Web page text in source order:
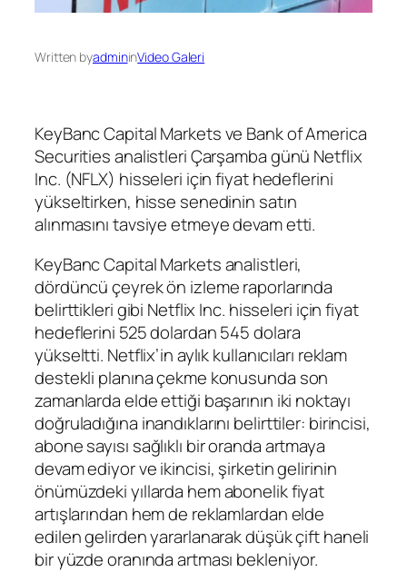
Written byadmininVideo Galeri
KeyBanc Capital Markets ve Bank of America
Securities analistleri Çarşamba günü Netflix
Inc. (NFLX) hisseleri için fiyat hedeflerini
yükseltirken, hisse senedinin satın
alınmasını tavsiye etmeye devam etti.
KeyBanc Capital Markets analistleri,
dördüncü çeyrek ön izleme raporlarında
belirttikleri gibi Netflix Inc. hisseleri için fiyat
hedeflerini 525 dolardan 545 dolara
yükseltti. Netflix’in aylık kullanıcıları reklam
destekli planına çekme konusunda son
zamanlarda elde ettiği başarının iki noktayı
doğruladığına inandıklarını belirttiler: birincisi,
abone sayısı sağlıklı bir oranda artmaya
devam ediyor ve ikincisi, şirketin gelirinin
önümüzdeki yıllarda hem abonelik fiyat
artışlarından hem de reklamlardan elde
edilen gelirden yararlanarak düşük çift haneli
bir yüzde oranında artması bekleniyor.